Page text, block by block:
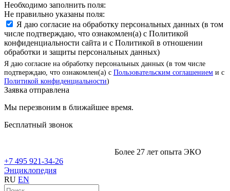
Необходимо заполнить поля:
Не правильно указаны поля:
Я даю согласие на обработку персональных данных (в том
числе подтверждаю, что ознакомлен(а) с Политикой
конфиденциальности сайта и с Политикой в отношении
обработки и защиты персональных данных)
Я даю согласие на обработку персональных данных (в том числе
подтверждаю, что ознакомлен(а) с Пользовательским соглашением и с
Политикой конфиденциальности)
Заявка отправлена
Мы перезвоним в ближайшее время.
Бесплатный звонок
Более 27 лет опыта ЭКО
+7 495 921-34-26
Энциклопедия
RU EN